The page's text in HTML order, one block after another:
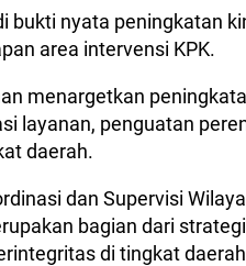
bukti nyata peningkatan
area intervensi KPK.
menargetkan
layanan, penguatan
daerah.
dan Supervisi
bagian dari
di tingkat